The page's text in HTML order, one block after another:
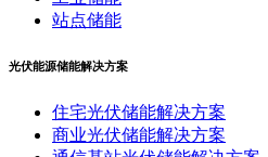
站点储能
光伏能源储能解决方案
住宅光伏储能解决方案
商业光伏储能解决方案